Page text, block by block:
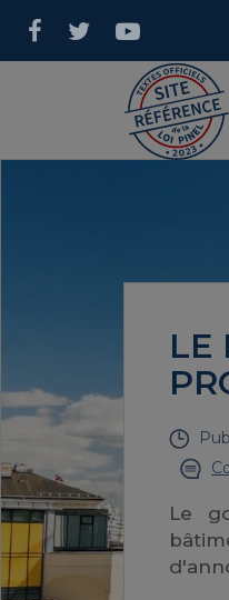
LE
Le